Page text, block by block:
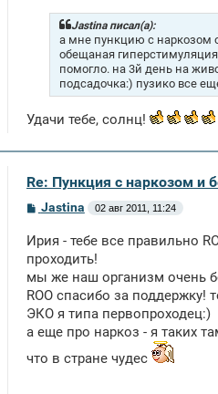
Jastina писал(а):
а мне пункцию с наркозом
обещаная
помогло. на 3й день на
подсадочка:) пузико все
Удачи тебе, солнц!
Re: Пункция с наркозом и
б
щ
е
н
и
е
Jastina 02 авг 2011, 11:24
Ирия - тебе все правильно
проходить!
мы же наш организм очень
ROO спасибо за
ЭКО я типа первопроходец:)
а еще про наркоз - я таких
что в стране чудес